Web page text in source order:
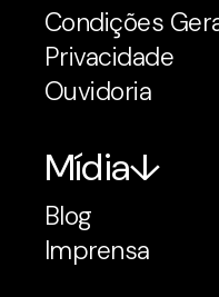
Condições
Privacidade
Ouvidoria
Mídia
Blog
Imprensa